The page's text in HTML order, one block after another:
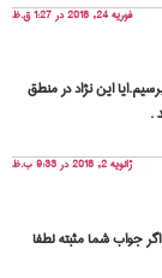
فوریه 24, 2018 در 1:27 ق.ظ
این نژاد در منطق
.
ژانویه 2, 2018 در 9:33 ب.ظ
جواب شما مثبته لطفا